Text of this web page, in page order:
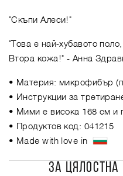
"Скъпи Алеси!"
"Това е най-хубавото
Втора кожа!" - Анна
• Материя: микрофибър
• Инструкции за
• Мими е висока 168 см и
• Продуктов код: 041215
• Made with love in
ЗА ЦЯЛОСТНА